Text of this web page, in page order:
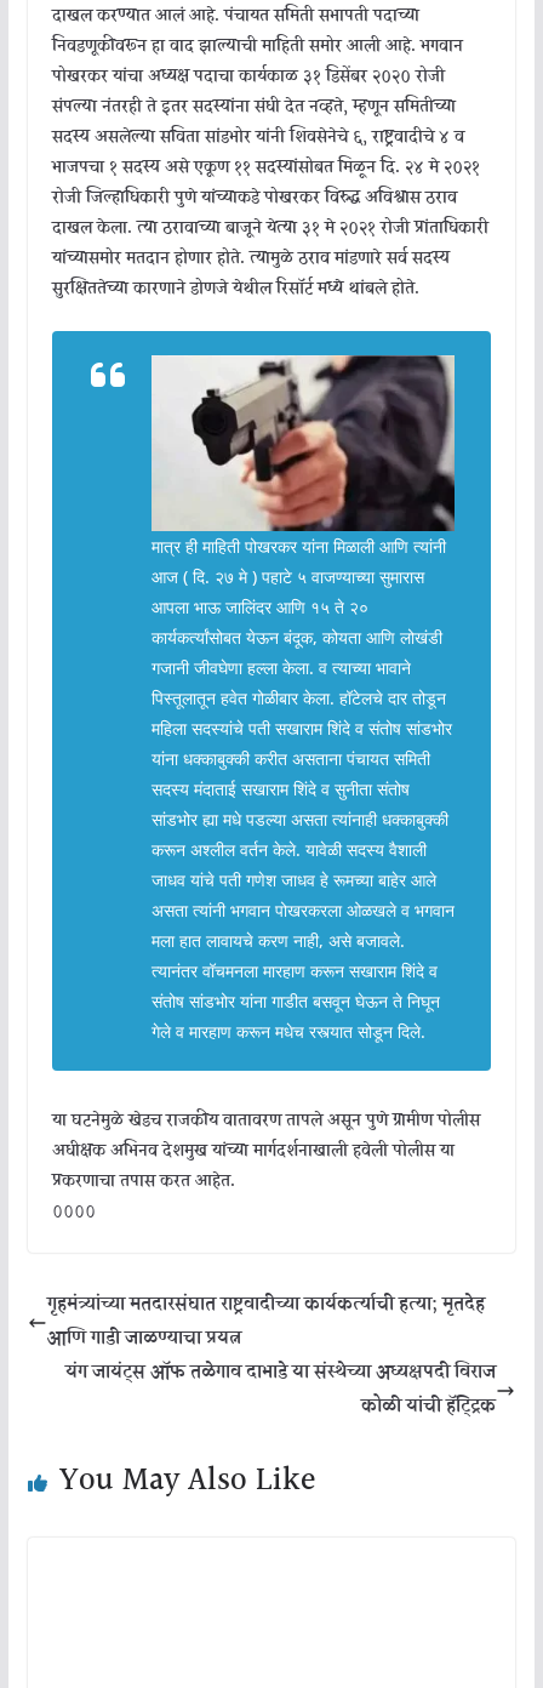
दाखल करण्यात आलं आहे. पंचायत समिती सभापती पदाच्या
निवडणूकीवरून हा वाद झाल्याची माहिती समोर आली आहे. भगवान
पोखरकर यांचा अध्यक्ष पदाचा कार्यकाळ ३१ डिसेंबर २०२० रोजी
संपल्या नंतरही ते इतर सदस्यांना संधी देत नव्हते, म्हणून समितीच्या
सदस्य असलेल्या सविता सांडभोर यांनी शिवसेनेचे ६, राष्ट्रवादीचे ४ व
भाजपचा १ सदस्य असे एकूण ११ सदस्यांसोबत मिळून दि. २४ मे २०२१
रोजी जिल्हाधिकारी पुणे यांच्याकडे पोखरकर विरुद्ध अविश्वास ठराव
दाखल केला. त्या ठरावाच्या बाजूने येत्या ३१ मे २०२१ रोजी प्रांताधिकारी
यांच्यासमोर मतदान होणार होते. त्यामुळे ठराव मांडणारे सर्व सदस्य
सुरक्षिततेच्या कारणाने डोणजे येथील रिसॉर्ट मध्ये थांबले होते.
मात्र ही माहिती पोखरकर यांना मिळाली आणि त्यांनी
आज ( दि. २७ मे ) पहाटे ५ वाजण्याच्या सुमारास
आपला भाऊ जालिंदर आणि १५ ते २०
कार्यकर्त्यांसोबत येऊन बंदूक, कोयता आणि लोखंडी
गजानी जीवघेणा हल्ला केला. व त्याच्या भावाने
पिस्तूलातून हवेत गोळीबार केला. हॉटेलचे दार तोडून
महिला सदस्यांचे पती सखाराम शिंदे व संतोष सांडभोर
यांना धक्काबुक्की करीत असताना पंचायत समिती
सदस्य मंदाताई सखाराम शिंदे व सुनीता संतोष
सांडभोर ह्या मधे पडल्या असता त्यांनाही धक्काबुक्की
करून अश्लील वर्तन केले. यावेळी सदस्य वैशाली
जाधव यांचे पती गणेश जाधव हे रूमच्या बाहेर आले
असता त्यांनी भगवान पोखरकरला ओळखले व भगवान
मला हात लावायचे करण नाही, असे बजावले.
त्यानंतर वॉचमनला मारहाण करून सखाराम शिंदे व
संतोष सांडभोर यांना गाडीत बसवून घेऊन ते निघून
गेले व मारहाण करून मधेच रस्त्यात सोडून दिले.
या घटनेमुळे खेडच राजकीय वातावरण तापले असून पुणे ग्रामीण पोलीस
अधीक्षक अभिनव देशमुख यांच्या मार्गदर्शनाखाली हवेली पोलीस या
प्रकरणाचा तपास करत आहेत.
००००
गृहमंत्र्यांच्या मतदारसंघात राष्ट्रवादीच्या कार्यकर्त्याची हत्या; मृतदेह
आणि गाडी जाळण्याचा प्रयत्न
यंग जायंट्स ऑफ तळेगाव दाभाडे या संस्थेच्या अध्यक्षपदी विराज
कोळी यांची हॅट्ट्रिक
You May Also Like